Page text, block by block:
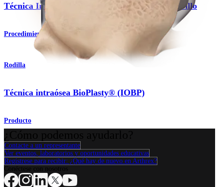
Técnica IntraOsseous BioPlasty® para pie y tobillo
Procedimiento
Rodilla
Técnica intraósea BioPlasty® (IOBP)
Producto
Contacte a un representante
Ver eventos, laboratorios y oportunidades educativas
Regístrese para recibir: ¿Qué hay de nuevo en Arthrex?